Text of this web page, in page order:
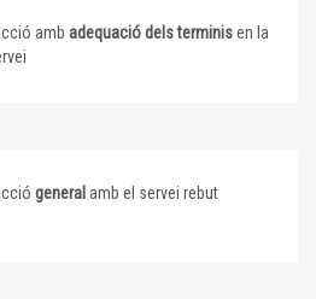
amb adequació dels terminisen la
general amb el servei rebut